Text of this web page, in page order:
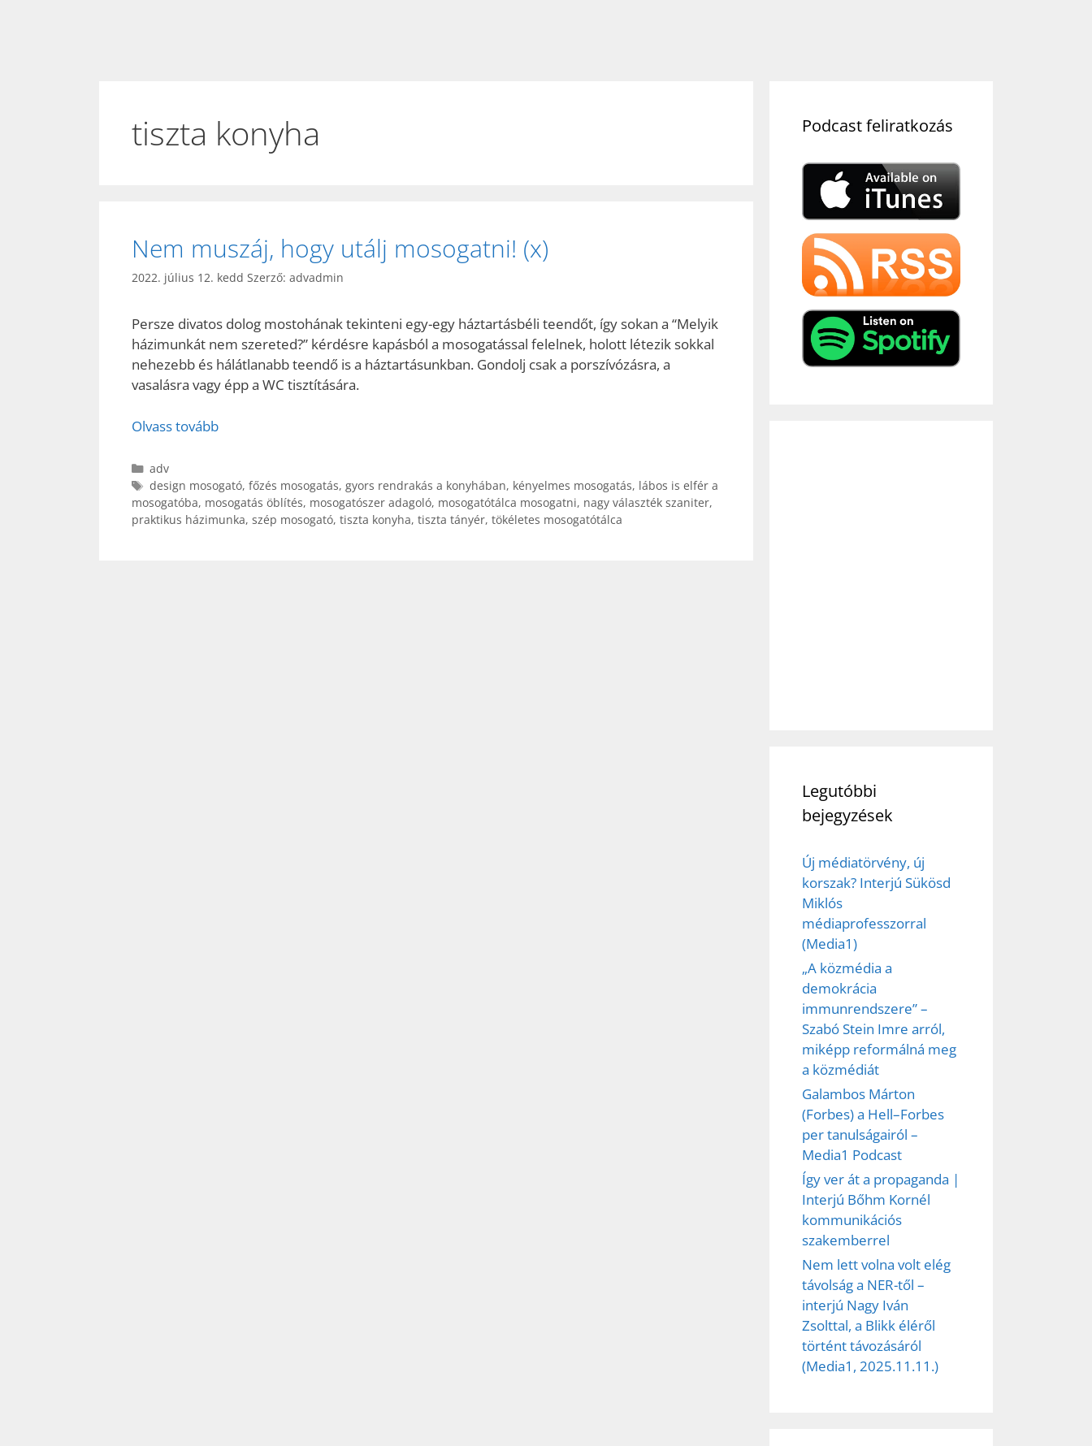
tiszta konyha
Nem muszáj, hogy utálj mosogatni! (x)
2022. július 12. kedd Szerző: advadmin
Persze divatos dolog mostohának tekinteni egy-egy háztartásbéli teendőt, így sokan a “Melyik
házimunkát nem szereted?” kérdésre kapásból a mosogatással felelnek, holott létezik sokkal
nehezebb és hálátlanabb teendő is a háztartásunkban. Gondolj csak a porszívózásra, a
vasalásra vagy épp a WC tisztítására.
Olvass tovább
Kategória
adv
Címkék
design mosogató, főzés mosogatás, gyors rendrakás a konyhában, kényelmes mosogatás, lábos is elfér a
mosogatóba, mosogatás öblítés, mosogatószer adagoló, mosogatótálca mosogatni, nagy választék szaniter,
praktikus házimunka, szép mosogató, tiszta konyha, tiszta tányér, tökéletes mosogatótálca
Podcast feliratkozás
Legutóbbi
bejegyzések
Új médiatörvény, új
korszak? Interjú Sükösd
Miklós
médiaprofesszorral
(Media1)
„A közmédia a
demokrácia
immunrendszere” –
Szabó Stein Imre arról,
miképp reformálná meg
a közmédiát
Galambos Márton
(Forbes) a Hell–Forbes
per tanulságairól –
Media1 Podcast
Így ver át a propaganda |
Interjú Bőhm Kornél
kommunikációs
szakemberrel
Nem lett volna volt elég
távolság a NER-től –
interjú Nagy Iván
Zsolttal, a Blikk éléről
történt távozásáról
(Media1, 2025.11.11.)